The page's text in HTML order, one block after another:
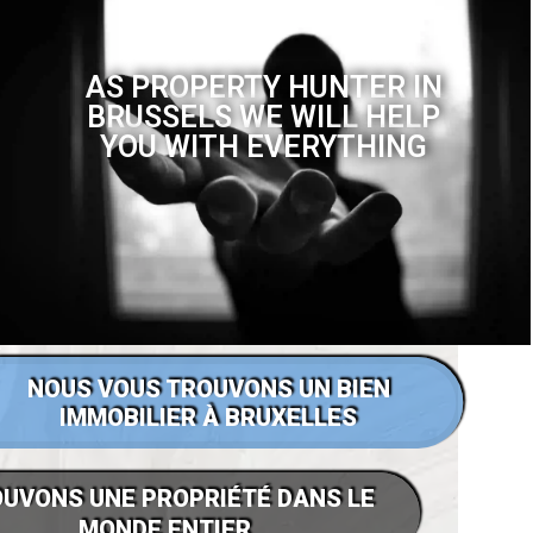
AS PROPERTY HUNTER IN
BRUSSELS WE WILL HELP
YOU WITH EVERYTHING
NOUS VOUS TROUVONS UN BIEN
IMMOBILIER À BRUXELLES
UNE PROPRIÉTÉ DANS LE